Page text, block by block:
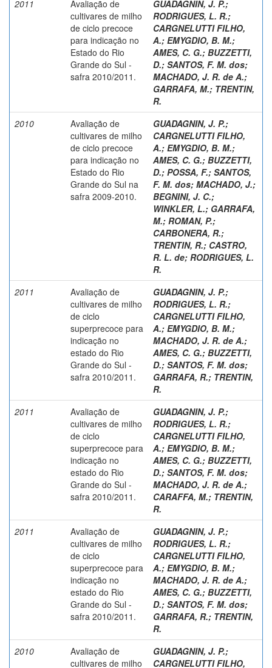
2011
Avaliação de
cultivares de milho
de ciclo precoce
para indicação no
Estado do Rio
Grande do Sul -
safra 2010/2011.
GUADAGNIN, J. P.;
RODRIGUES, L. R.;
CARGNELUTTI FILHO,
A.; EMYGDIO, B. M.;
AMES, C. G.; BUZZETTI,
D.; SANTOS, F. M. dos;
MACHADO, J. R. de A.;
GARRAFA, M.; TRENTIN,
R.
2010
Avaliação de
cultivares de milho
de ciclo precoce
para indicação no
Estado do Rio
Grande do Sul na
safra 2009-2010.
GUADAGNIN, J. P.;
CARGNELUTTI FILHO,
A.; EMYGDIO, B. M.;
AMES, C. G.; BUZZETTI,
D.; POSSA, F.; SANTOS,
F. M. dos; MACHADO, J.;
BEGNINI, J. C.;
WINKLER, L.; GARRAFA,
M.; ROMAN, P.;
CARBONERA, R.;
TRENTIN, R.; CASTRO,
R. L. de; RODRIGUES, L.
R.
2011
Avaliação de
cultivares de milho
de ciclo
superprecoce para
indicação no
estado do Rio
Grande do Sul -
safra 2010/2011.
GUADAGNIN, J. P.;
RODRIGUES, L. R.;
CARGNELUTTI FILHO,
A.; EMYGDIO, B. M.;
MACHADO, J. R. de A.;
AMES, C. G.; BUZZETTI,
D.; SANTOS, F. M. dos;
GARRAFA, R.; TRENTIN,
R.
2011
Avaliação de
cultivares de milho
de ciclo
superprecoce para
indicação no
estado do Rio
Grande do Sul -
safra 2010/2011.
GUADAGNIN, J. P.;
RODRIGUES, L. R.;
CARGNELUTTI FILHO,
A.; EMYGDIO, B. M.;
AMES, C. G.; BUZZETTI,
D.; SANTOS, F. M. dos;
MACHADO, J. R. de A.;
CARAFFA, M.; TRENTIN,
R.
2011
Avaliação de
cultivares de milho
de ciclo
superprecoce para
indicação no
estado do Rio
Grande do Sul -
safra 2010/2011.
GUADAGNIN, J. P.;
RODRIGUES, L. R.;
CARGNELUTTI FILHO,
A.; EMYGDIO, B. M.;
MACHADO, J. R. de A.;
AMES, C. G.; BUZZETTI,
D.; SANTOS, F. M. dos;
GARRAFA, R.; TRENTIN,
R.
2010
Avaliação de
cultivares de milho
GUADAGNIN, J. P.;
CARGNELUTTI FILHO,